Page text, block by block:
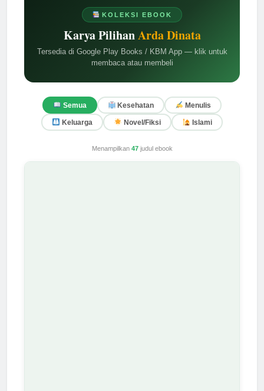
KOLEKSI EBOOK
Karya PilihanArda Dinata
Tersedia di Google Play Books / KBM App — klik untuk
membaca atau membeli
Semua Kesehatan Menulis
Keluarga Novel/Fiksi Islami
Menampilkan 47judul ebook